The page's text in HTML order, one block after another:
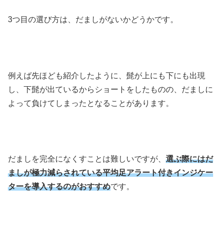
3つ目の選び方は、だましがないかどうかです。
例えば先ほども紹介したように、髭が上にも下にも出現
し、下髭が出ているからショートをしたものの、だましに
よって負けてしまったとなることがあります。
だましを完全になくすことは難しいですが、 選ぶ際にはだ
ましが極力減らされている平均足アラート付きインジケー
ターを導入するのがおすすめです。